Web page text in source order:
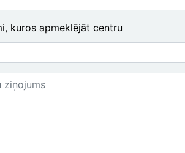
kuros apmeklējāt centru